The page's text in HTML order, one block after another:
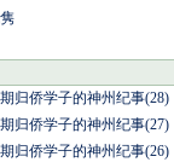
归侨学子的神州纪事(28)
归侨学子的神州纪事(27)
归侨学子的神州纪事(26)